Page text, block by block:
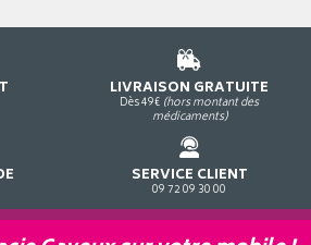
LIVRAISON GRATUITE
Dès 49€ (hors montant des
médicaments)
SERVICE CLIENT
09 72 09 30 00